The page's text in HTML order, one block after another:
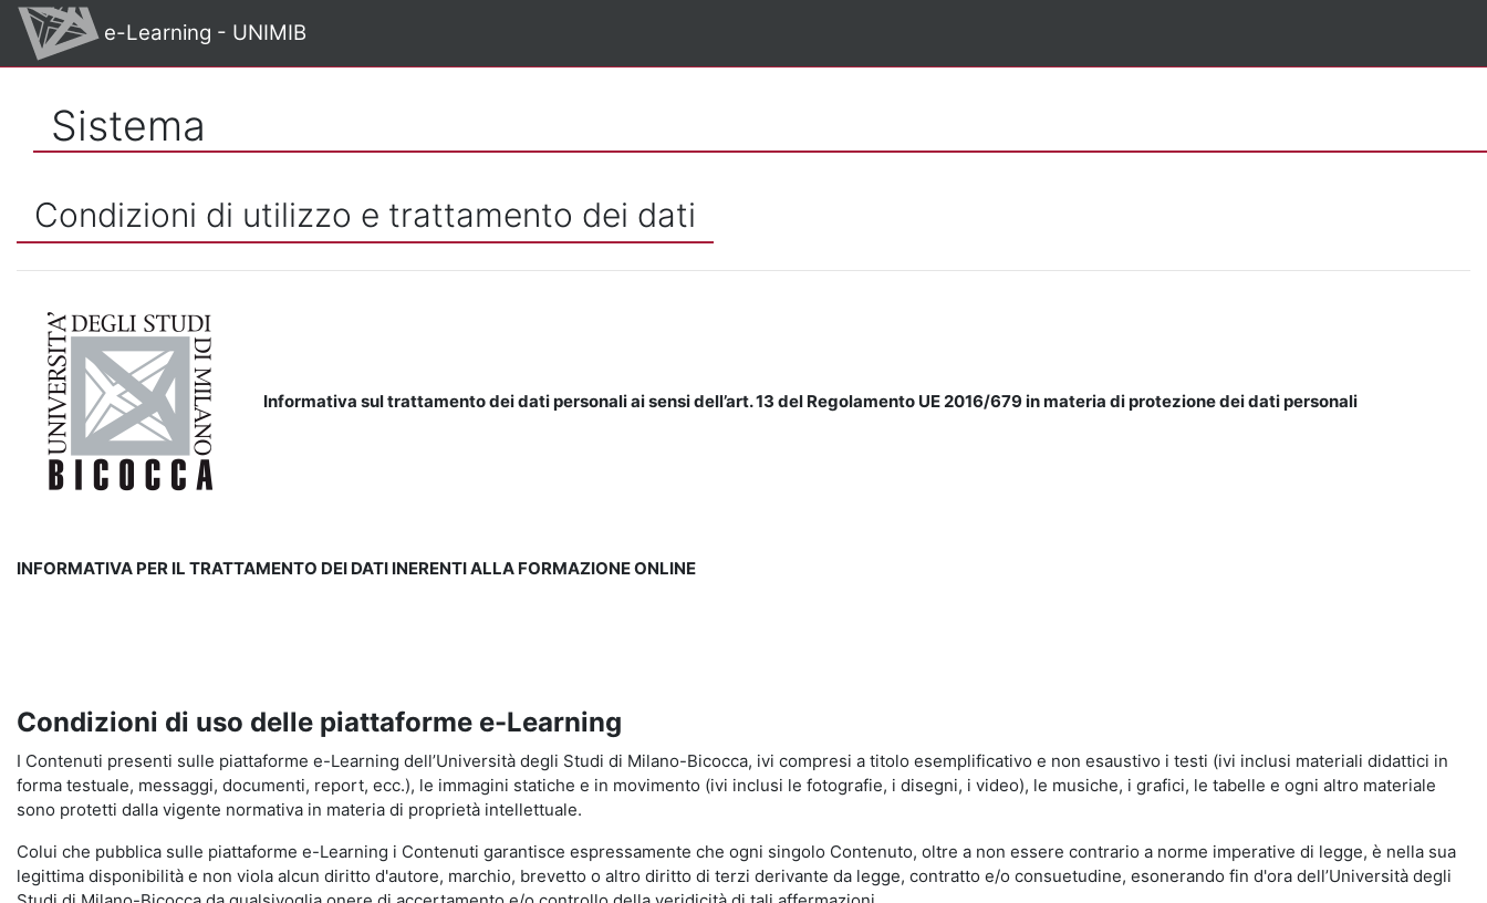
Vai al contenuto principale
e-Learning - UNIMIB
Sistema
Condizioni di utilizzo e trattamento dei dati
Informativa sul trattamento dei dati personali ai sensi dell’art. 13 del Regolamento UE 2016/679 in materia di protezione dei dati personali
INFORMATIVA PER IL TRATTAMENTO DEI DATI INERENTI ALLA FORMAZIONE ONLINE
Condizioni di uso delle piattaforme e-Learning
I Contenuti presenti sulle piattaforme e-Learning dell’Università degli Studi di Milano-Bicocca, ivi compresi a titolo esemplificativo e non esaustivo i testi (ivi inclusi materiali didattici in
forma testuale, messaggi, documenti, report, ecc.), le immagini statiche e in movimento (ivi inclusi le fotografie, i disegni, i video), le musiche, i grafici, le tabelle e ogni altro materiale
sono protetti dalla vigente normativa in materia di proprietà intellettuale.
Colui che pubblica sulle piattaforme e-Learning i Contenuti garantisce espressamente che ogni singolo Contenuto, oltre a non essere contrario a norme imperative di legge, è nella sua
legittima disponibilità e non viola alcun diritto d'autore, marchio, brevetto o altro diritto di terzi derivante da legge, contratto e/o consuetudine, esonerando fin d'ora dell’Università degli